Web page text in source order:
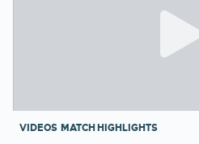
VIDEOS MATCH HIGHLIGHTS